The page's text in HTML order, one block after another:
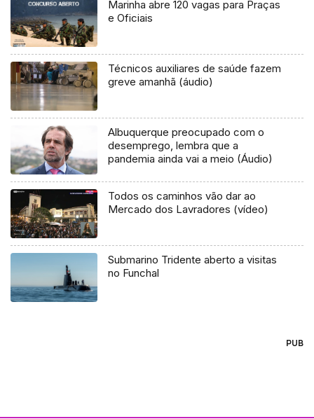
Marinha abre 120 vagas para Praças
e Oficiais
Técnicos auxiliares de saúde fazem
greve amanhã (áudio)
Albuquerque preocupado com o
desemprego, lembra que a
pandemia ainda vai a meio (Áudio)
Todos os caminhos vão dar ao
Mercado dos Lavradores (vídeo)
Submarino Tridente aberto a visitas
no Funchal
PUB